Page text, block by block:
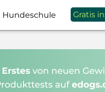
Hundeschule Gratis